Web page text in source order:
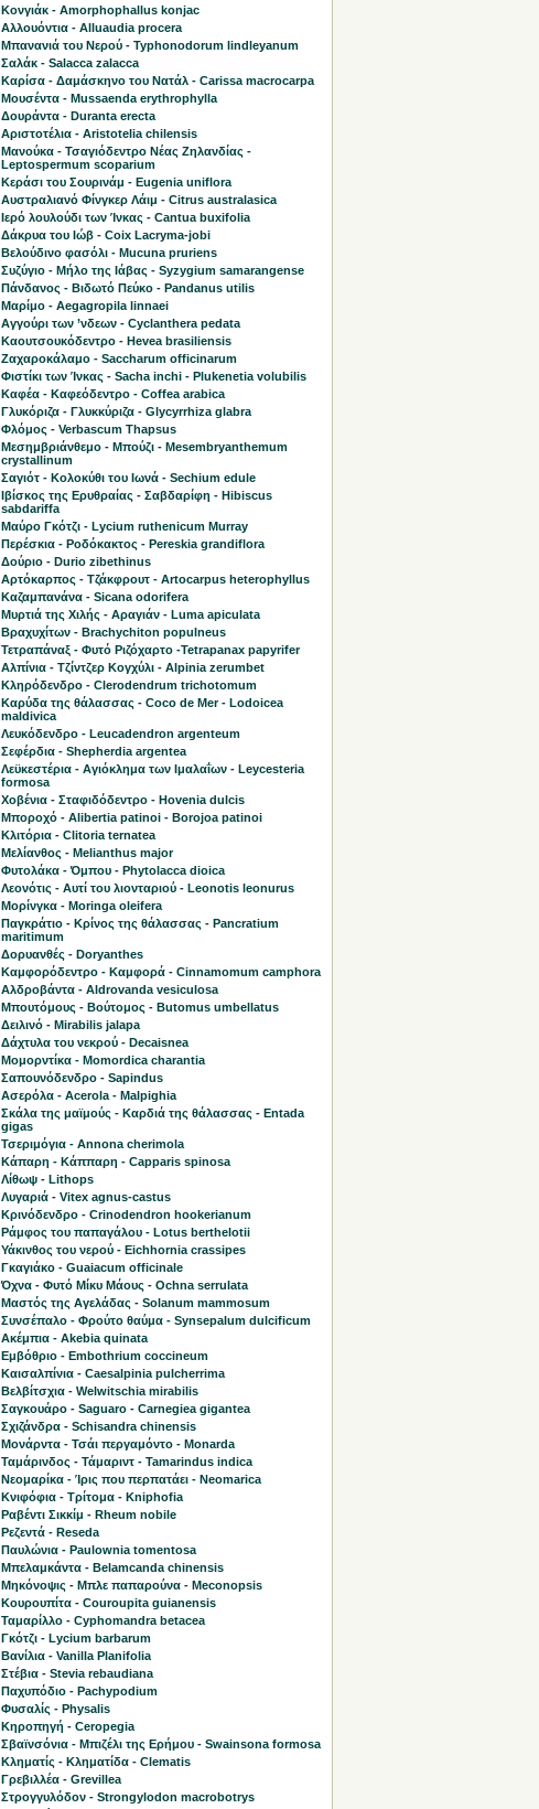
Κονγιάκ - Amorphophallus konjac
Αλλουόντια - Alluaudia procera
Μπανανιά του Νερού - Typhonodorum lindleyanum
Σαλάκ - Salacca zalacca
Καρίσα - Δαμάσκηνο του Νατάλ - Carissa macrocarpa
Μουσέντα - Mussaenda erythrophylla
Δουράντα - Duranta erecta
Αριστοτέλια - Aristotelia chilensis
Μανούκα - Τσαγιόδεντρο Νέας Ζηλανδίας -
Leptospermum scoparium
Κεράσι του Σουρινάμ - Eugenia uniflora
Αυστραλιανό Φίνγκερ Λάιμ - Citrus australasica
Ιερό λουλούδι των Ίνκας - Cantua buxifolia
Δάκρυα του Ιώβ - Coix Lacryma-jobi
Βελούδινο φασόλι - Mucuna pruriens
Συζύγιο - Μήλο της Ιάβας - Syzygium samarangense
Πάνδανος - Βιδωτό Πεύκο - Pandanus utilis
Μαρίμο - Aegagropila linnaei
Αγγούρι των ’νδεων - Cyclanthera pedata
Καουτσουκόδεντρο - Hevea brasiliensis
Ζαχαροκάλαμο - Saccharum officinarum
Φιστίκι των Ίνκας - Sacha inchi - Plukenetia volubilis
Καφέα - Καφεόδεντρο - Coffea arabica
Γλυκόριζα - Γλυκκύριζα - Glycyrrhiza glabra
Φλόμος - Verbascum Thapsus
Μεσημβριάνθεμο - Μπούζι - Mesembryanthemum
crystallinum
Σαγιότ - Κολοκύθι του Ιωνά - Sechium edule
Ιβίσκος της Ερυθραίας - Σαβδαρίφη - Hibiscus
sabdariffa
Μαύρο Γκότζι - Lycium ruthenicum Murray
Περέσκια - Ροδόκακτος - Pereskia grandiflora
Δούριο - Durio zibethinus
Αρτόκαρπος - Τζάκφρουτ - Artocarpus heterophyllus
Καζαμπανάνα - Sicana odorifera
Μυρτιά της Χιλής - Αραγιάν - Luma apiculata
Βραχυχίτων - Brachychiton populneus
Τετραπάναξ - Φυτό Ριζόχαρτο -Tetrapanax papyrifer
Αλπίνια - Τζίντζερ Κογχύλι - Alpinia zerumbet
Κληρόδενδρο - Clerodendrum trichotomum
Καρύδα της θάλασσας - Coco de Mer - Lodoicea
maldivica
Λευκόδενδρο - Leucadendron argenteum
Σεφέρδια - Shepherdia argentea
Λεϋκεστέρια - Αγιόκλημα των Ιμαλαΐων - Leycesteria
formosa
Χοβένια - Σταφιδόδεντρο - Hovenia dulcis
Μποροχό - Alibertia patinoi - Borojoa patinoi
Κλιτόρια - Clitoria ternatea
Μελίανθος - Melianthus major
Φυτολάκα - Όμπου - Phytolacca dioica
Λεονότις - Αυτί του λιονταριού - Leonotis leonurus
Μορίνγκα - Moringa oleifera
Παγκράτιο - Κρίνος της θάλασσας - Pancratium
maritimum
Δορυανθές - Doryanthes
Καμφορόδεντρο - Καμφορά - Cinnamomum camphora
Αλδροβάντα - Aldrovanda vesiculosa
Μπουτόμους - Βούτομος - Butomus umbellatus
Δειλινό - Mirabilis jalapa
Δάχτυλα του νεκρού - Decaisnea
Μομορντίκα - Momordica charantia
Σαπουνόδενδρο - Sapindus
Ασερόλα - Acerola - Malpighia
Σκάλα της μαϊμούς - Καρδιά της θάλασσας - Entada
gigas
Τσεριμόγια - Annona cherimola
Κάπαρη - Κάππαρη - Capparis spinosa
Λίθωψ - Lithops
Λυγαριά - Vitex agnus-castus
Κρινόδενδρο - Crinodendron hookerianum
Ράμφος του παπαγάλου - Lotus berthelotii
Υάκινθος του νερού - Eichhornia crassipes
Γκαγιάκο - Guaiacum officinale
Όχνα - Φυτό Μίκυ Μάους - Ochna serrulata
Μαστός της Αγελάδας - Solanum mammosum
Συνσέπαλο - Φρούτο θαύμα - Synsepalum dulcificum
Ακέμπια - Akebia quinata
Eμβόθριο - Embothrium coccineum
Καισαλπίνια - Caesalpinia pulcherrima
Βελβίτσχια - Welwitschia mirabilis
Σαγκουάρο - Saguaro - Carnegiea gigantea
Σχιζάνδρα - Schisandra chinensis
Μονάρντα - Τσάι περγαμόντο - Monarda
Ταμάρινδος - Τάμαριντ - Tamarindus indica
Νεομαρίκα - Ίρις που περπατάει - Neomarica
Κνιφόφια - Τρίτομα - Kniphofia
Ραβέντι Σικκίμ - Rheum nobile
Ρεζεντά - Reseda
Παυλώνια - Paulownia tomentosa
Μπελαμκάντα - Belamcanda chinensis
Μηκόνοψις - Μπλε παπαρούνα - Meconopsis
Κουρουπίτα - Couroupita guianensis
Ταμαρίλλο - Cyphomandra betacea
Γκότζι - Lycium barbarum
Βανίλια - Vanilla Planifolia
Στέβια - Stevia rebaudiana
Παχυπόδιο - Pachypodium
Φυσαλίς - Physalis
Κηροπηγή - Ceropegia
Σβαϊνσόνια - Μπιζέλι της Ερήμου - Swainsona formosa
Κληματίς - Κληματίδα - Clematis
Γρεβιλλέα - Grevillea
Στρογγυλόδον - Strongylodon macrobotrys